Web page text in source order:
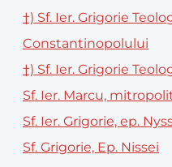
†) Sf. Ier. Grigorie
Constantinopolului
†) Sf. Ier. Grigorie
Sf. Ier. Marcu,
Sf. Ier. Grigorie, ep.
Sf. Grigorie, Ep. Nissei